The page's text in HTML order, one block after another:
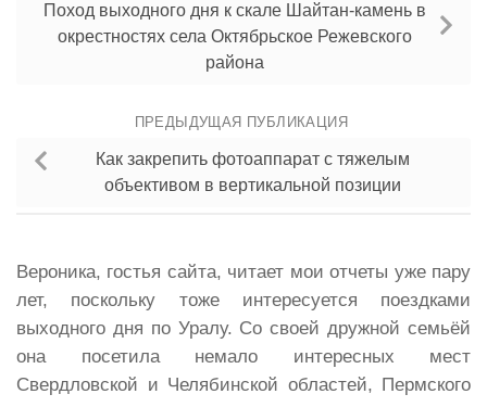
Поход выходного дня к скале Шайтан-камень в
окрестностях села Октябрьское Режевского
района
ПРЕДЫДУЩАЯ ПУБЛИКАЦИЯ
Как закрепить фотоаппарат с тяжелым
объективом в вертикальной позиции
Вероника, гостья сайта, читает мои отчеты уже пару
лет, поскольку тоже интересуется поездками
выходного дня по Уралу. Со своей дружной семьёй
она посетила немало интересных мест
Свердловской и Челябинской областей, Пермского